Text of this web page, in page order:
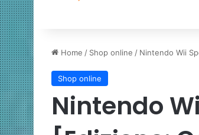
Home / Shop online / Nintendo Wii
Shop online
Nintendo